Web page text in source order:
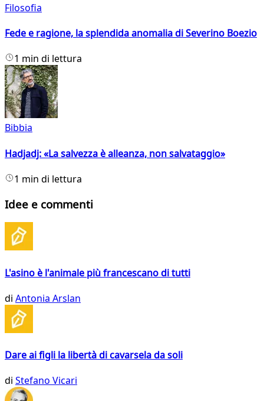
Filosofia
Fede e ragione, la splendida anomalia di Severino Boezio
1 min di lettura
Bibbia
Hadjadj: «La salvezza è alleanza, non salvataggio»
1 min di lettura
Idee e commenti
L'asino è l'animale più francescano di tutti
di Antonia Arslan
Dare ai figli la libertà di cavarsela da soli
di Stefano Vicari